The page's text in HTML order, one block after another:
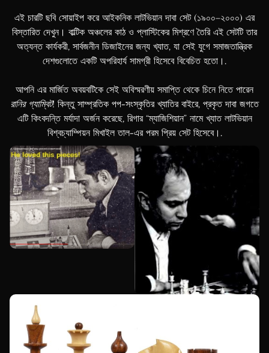
এই চারটি ছবি সোয়াইপ করে আইকনিক লাটভিয়ান দাবা সেট (১৯০০–২০০০) এর
বিস্তারিত দেখুন। বাল্টিক অঞ্চলের কাঠ ও প্লাস্টিকের মিশ্রণে তৈরি এই সেটটি তার
অত্যন্ত কার্যকরী, সার্বজনীন ডিজাইনের জন্য খ্যাত, যা সেই যুগে সমাজতান্ত্রিক
দেশগুলোতে একটি অপরিহার্য সামগ্রী হিসেবে বিবেচিত হতো।.
আপনি এর মার্জিত অবয়বটিকে সেই অবিস্মরণীয় সমাপ্তি থেকে চিনে নিতে পারেন
রানির গ্যাম্বিট! কিন্তু সাম্প্রতিক পপ-সংস্কৃতির খ্যাতির বাইরে, প্রকৃত দাবা জগতে
এটি কিংবদন্তি মর্যাদা অর্জন করেছে, রিগার “ম্যাজিশিয়ান” নামে খ্যাত লাটভিয়ান
বিশ্বচ্যাম্পিয়ন মিখাইল তাল-এর পরম প্রিয় সেট হিসেবে।.
Portuguese
Armenian
Urdu
Japanese
Persian
Indonesian
Ukrainian
Dutch
Polish
Swedish
Czech
Hungarian
Danish
Finnish
Bulgarian